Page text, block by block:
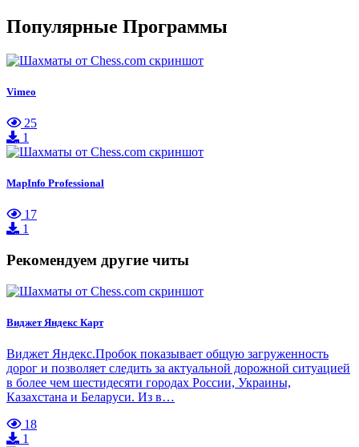
Популярные Программы
Vimeo
25
1
MapInfo Professional
17
1
Рекомендуем другие читы
Виджет Яндекс Карт
Виджет Яндекс.Пробок показывает общую загруженность
дорог и позволяет следить за актуальной дорожной ситуацией
в более чем шестидесяти городах России, Украины,
Казахстана и Беларуси. Из в…
18
1